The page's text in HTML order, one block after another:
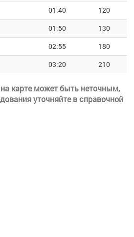
01:40
120
01:50
130
02:55
180
03:20 210
карте может быть неточным,
уточняйте в справочной